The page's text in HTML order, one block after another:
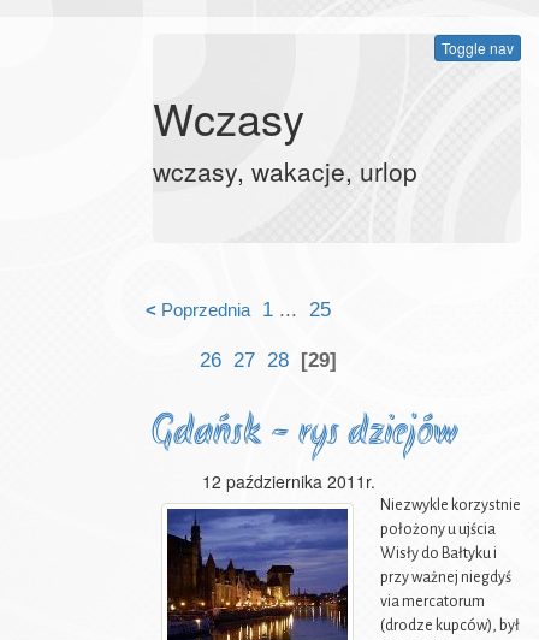
Toggle nav
Wczasy
wczasy, wakacje, urlop
< Poprzednia 1 ... 25
26 27 28 [29]
Gdańsk - rys dziejów
12 października 2011r.
Niezwykle korzystnie
położony u ujścia
Wisły do Bałtyku i
przy ważnej niegdyś
via mercatorum
(drodze kupców), był